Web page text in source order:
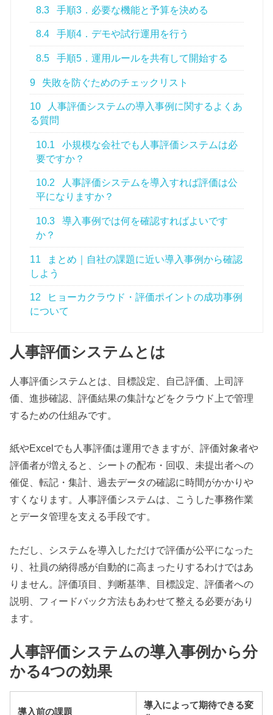
8.3 手順3．必要な機能と予算を決める
8.4 手順4．デモや試行運用を行う
8.5 手順5．運用ルールを共有して開始する
9 失敗を防ぐためのチェックリスト
10
人事評価システムの導入事例に関するよくあ
る質問
10.1
小規模な会社でも人事評価システムは必
要ですか？
10.2
人事評価システムを導入すれば評価は公
平になりますか？
10.3
導入事例では何を確認すればよいです
か？
11
まとめ｜自社の課題に近い導入事例から確認
しよう
12
ヒョーカクラウド・評価ポイントの成功事例
について
人事評価システムとは
人事評価システムとは、目標設定、自己評価、上司評
価、進捗確認、評価結果の集計などをクラウド上で管理
するための仕組みです。
紙やExcelでも人事評価は運用できますが、評価対象者や
評価者が増えると、シートの配布・回収、未提出者への
催促、転記・集計、過去データの確認に時間がかかりや
すくなります。人事評価システムは、こうした事務作業
とデータ管理を支える手段です。
ただし、システムを導入しただけで評価が公平になった
り、社員の納得感が自動的に高まったりするわけではあ
りません。評価項目、判断基準、目標設定、評価者への
説明、フィードバック方法もあわせて整える必要があり
ます。
人事評価システムの導入事例から分
かる4つの効果
導入前の課題
導入によって期待できる変